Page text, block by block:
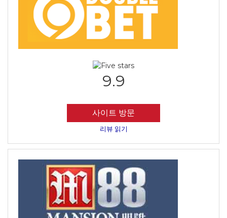
9.9
사이트 방문
리뷰 읽기